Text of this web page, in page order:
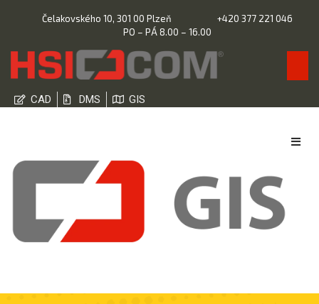
Čelakovského 10, 301 00 Plzeň
+420 377 221 046
PO – PÁ 8.00 – 16.00
CAD DMS GIS